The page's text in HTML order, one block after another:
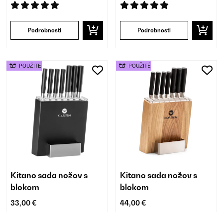
Podrobnosti Podrobnosti
Kitano sada nožov s
blokom
33,00 €
POUŽITÉ
Kitano sada nožov s
blokom
44,00 €
POUŽITÉ